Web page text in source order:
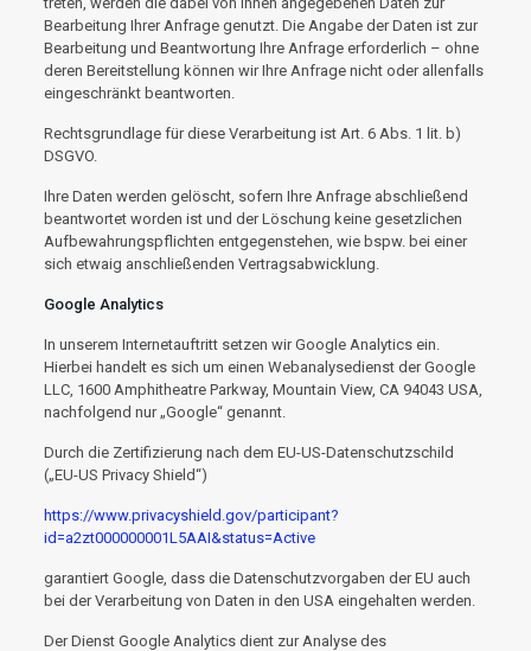
Bearbeitung Ihrer Anfrage genutzt. Die Angabe der Daten ist zur
Bearbeitung und Beantwortung Ihre Anfrage erforderlich – ohne
deren Bereitstellung können wir Ihre Anfrage nicht oder allenfalls
eingeschränkt beantworten.
Rechtsgrundlage für diese Verarbeitung ist Art. 6 Abs. 1 lit. b)
DSGVO.
Ihre Daten werden gelöscht, sofern Ihre Anfrage abschließend
beantwortet worden ist und der Löschung keine gesetzlichen
Aufbewahrungspflichten entgegenstehen, wie bspw. bei einer
sich etwaig anschließenden Vertragsabwicklung.
Google Analytics
In unserem Internetauftritt setzen wir Google Analytics ein.
Hierbei handelt es sich um einen Webanalysedienst der Google
LLC, 1600 Amphitheatre Parkway, Mountain View, CA 94043 USA,
nachfolgend nur „Google“ genannt.
Durch die Zertifizierung nach dem EU-US-Datenschutzschild
(„EU-US Privacy Shield“)
https://www.privacyshield.gov/participant?
id=a2zt000000001L5AAI&status=Active
garantiert Google, dass die Datenschutzvorgaben der EU auch
bei der Verarbeitung von Daten in den USA eingehalten werden.
Der Dienst Google Analytics dient zur Analyse des